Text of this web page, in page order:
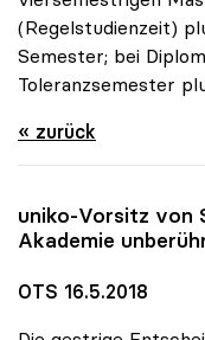
(Regelstudienzeit)
Semester; bei
Toleranzsemester
« zurück
uniko-Vorsitz von
Akademie
OTS 16.5.2018